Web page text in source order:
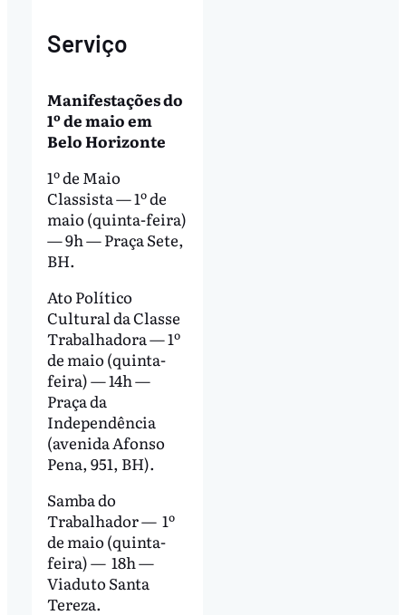
Serviço
Manifestações do
1º de maio em
Belo Horizonte
1º de Maio
Classista — 1º de
maio (quinta-feira)
— 9h — Praça Sete,
BH.
Ato Político
Cultural da Classe
Trabalhadora — 1º
de maio (quinta-
feira) — 14h —
Praça da
Independência
(avenida Afonso
Pena, 951, BH).
Samba do
Trabalhador — 1º
de maio (quinta-
feira) — 18h —
Viaduto Santa
Tereza.